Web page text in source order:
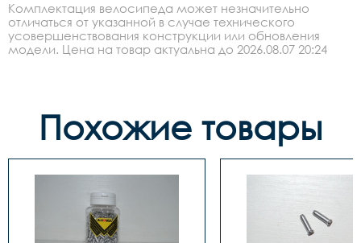
Комплектация велосипеда может незначительно
отличаться от указанной в случае технического
усовершенствования конструкции или обновления
модели. Цена на товар актуальна до 2026.08.07 20:24
Похожие товары